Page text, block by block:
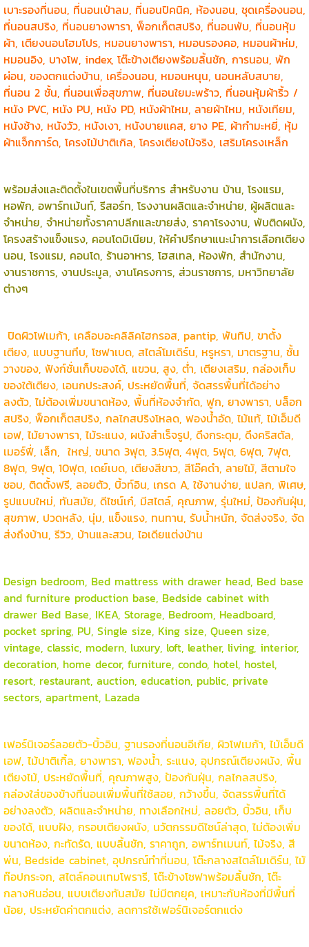
เบาะรองที่นอน, ที่นอนเป่าลม, ที่นอนปิคนิค, ห้องนอน, ชุดเครื่องนอน,
ที่นอนสปริง, ที่นอนยางพารา, พ็อกเก็ตสปริง, ที่นอนพับ, ที่นอนหุ้ม
ผ้า, เตียงนอนโฮมโปร, หมอนยางพารา, หมอนรองคอ, หมอนผ้าห่ม,
หมอนอิง, บางโพ, index, โต๊ะข้างเตียงพร้อมลิ้นชัก, การนอน, พัก
ผ่อน, ของตกแต่งบ้าน, เครื่องนอน, หมอนหนุน, นอนหลับสบาย,
ที่นอน 2 ชั้น, ที่นอนเพื่อสุขภาพ, ที่นอนใยมะพร้าว, ที่นอนหุ้มผ้าริ้ว /
หนัง PVC, หนัง PU, หนัง PD, หนังผ้าไหม, ลายผ้าไหม, หนังเทียม,
หนังช้าง, หนังวัว, หนังเงา, หนังบายแคส, ยาง PE, ผ้ากำมะหยี่, หุ้ม
ผ้าแจ็กการ์ด, โครงไม้ปาติเกิล, โครงเตียงไม้จริง, เสริมโครงเหล็ก
พร้อมส่งและติดตั้งในเขตพื้นที่บริการ สำหรับงาน บ้าน, โรงแรม,
หอพัก, อพาร์ทเม้นท์, รีสอร์ท, โรงงานผลิตและจำหน่าย, ผู้ผลิตและ
จำหน่าย, จำหน่ายทั้งราคาปลีกและขายส่ง, ราคาโรงงาน, พับติดผนัง,
โครงสร้างแข็งแรง, คอนโดมิเนียม, ให้คำปรึกษาแนะนำการเลือกเตียง
นอน, โรงแรม, คอนโด, ร้านอาหาร, โฮสเทล, ห้องพัก, สำนักงาน,
งานราชการ, งานประมูล, งานโครงการ, ส่วนราชการ, มหาวิทยาลัย
ต่างๆ
ปิดผิวโฟเมก้า, เคลือบอะคลิลิคไฮกรอส, pantip, พันทิป, ขาตั้ง
เตียง, แบบฐานทึบ, โซฟาเบด, สไตล์โมเดิร์น, หรูหรา, มาตรฐาน, ชั้น
วางของ, ฟังก์ชั่นเก็บของได้, แขวน, สูง, ต่ำ, เตียงเสริม, กล่องเก็บ
ของใต้เตียง, เอนกประสงค์, ประหยัดพื้นที่, จัดสรรพื้นที่ได้อย่าง
ลงตัว, ไม่ต้องเพิ่มขนาดห้อง, พื้นที่ห้องจำกัด, ฟูก, ยางพารา, บล็อก
สปริง, พ็อกเก็ตสปริง, กลไกสปริงโหลด, ฟองน้ำอัด, ไม้แท้, ไม้เอ็มดี
เอฟ, ไม้ยางพารา, ไม้ระแนง, ผนังสำเร็จรูป, ดึงกระดุม, ดึงคริสตัล,
เมอร์ฟี่, เล็ก, ใหญ่, ขนาด 3ฟุต, 3.5ฟุต, 4ฟุต, 5ฟุต, 6ฟุต, 7ฟุต,
8ฟุต, 9ฟุต, 10ฟุต, เดย์เบด, เตียงสีขาว, สีโอ๊คดำ, ลายไม้, สีตามใจ
ชอบ, ติดตั้งฟรี, ลอยตัว, บิ้วท์อิน, เกรด A, ใช้งานง่าย, แปลก, พิเศษ,
รูปแบบใหม่, ทันสมัย, ดีไซน์เก๋, มีสไตล์, คุณภาพ, รุ่นใหม่, ป้องกันฝุ่น,
สุขภาพ, ปวดหลัง, นุ่ม, แข็งแรง, ทนทาน, รับน้ำหนัก, จัดส่งจริง, จัด
ส่งถึงบ้าน, รีวิว, บ้านและสวน, ไอเดียแต่งบ้าน
Design bedroom, Bed mattress with drawer head, Bed base
and furniture production base, Bedside cabinet with
drawer Bed Base, IKEA, Storage, Bedroom, Headboard,
pocket spring, PU, Single size, King size, Queen size,
vintage, classic, modern, luxury, loft, leather, living, interior,
decoration, home decor, furniture, condo, hotel, hostel,
resort, restaurant, auction, education, public, private
sectors, apartment, Lazada
เฟอร์นิเจอร์ลอยตัว-บิ้วอิน, ฐานรองที่นอนอีเกีย, ผิวโฟเมก้า, ไม้เอ็มดี
เอฟ, ไม้ปาติเกิ้ล, ยางพารา, ฟองน้ำ, ระแนง, อุปกรณ์เตียงผนัง, พื้น
เตียงไม้, ประหยัดพื้นที่, คุณภาพสูง, ป้องกันฝุ่น, กลไกลสปริง,
กล่องใส่ของข้างที่นอนเพิ่มพื้นที่ใช้สอย, กว้างขึ้น, จัดสรรพื้นที่ได้
อย่างลงตัว, ผลิตและจำหน่าย, ทางเลือกใหม่, ลอยตัว, บิ้วอิน, เก็บ
ของได้, แบบฝัง, กรอบเตียงผนัง, นวัตกรรมดีไซน์ล่าสุด, ไม่ต้องเพิ่ม
ขนาดห้อง, กะทัดรัด, แบบลิ้นชัก, ราคาถูก, อพาร์ทเมนท์, ไม้จริง, สี
พ่น, Bedside cabinet, อุปกรณ์ทำที่นอน, โต๊ะกลางสไตล์โมเดิร์น, ไม้
ท๊อปกระจก, สไตล์คอนเทมโพรารี, โต๊ะข้างโซฟาพร้อมลิ้นชัก, โต๊ะ
กลางหินอ่อน, แบบเตียงทันสมัย ไม่มีตกยุค, เหมาะกับห้องที่มีพื้นที่
น้อย, ประหยัดค่าตกแต่ง, ลดการใช้เฟอร์นิเจอร์ตกแต่ง